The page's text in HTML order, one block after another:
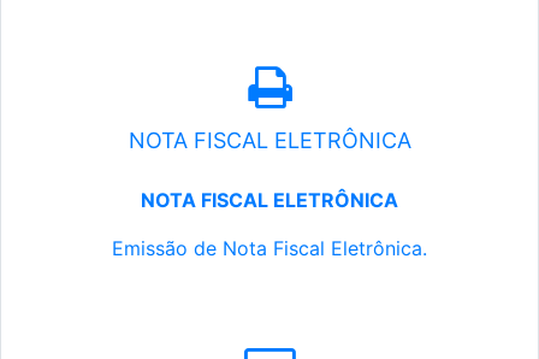
NOTA FISCAL ELETRÔNICA
NOTA FISCAL ELETRÔNICA
Emissão de Nota Fiscal Eletrônica.